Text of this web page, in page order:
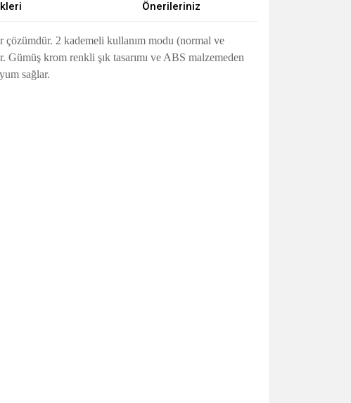
Önerileriniz
çözümdür. 2 kademeli kullanım modu (normal ve
krom renkli şık tasarımı ve ABS malzemeden
sağlar.